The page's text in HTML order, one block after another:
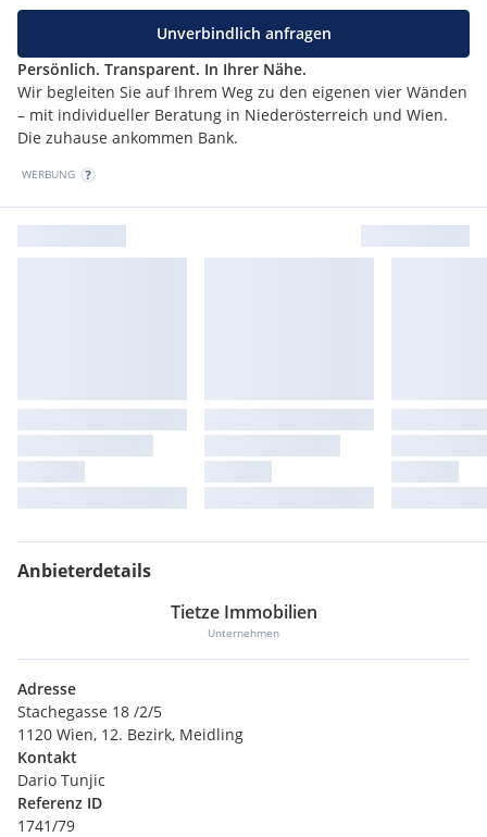
Persönlich. Transparent. In Ihrer Nähe.
Wir begleiten Sie auf Ihrem Weg zu den eigenen vier Wänden
– mit individueller Beratung in Niederösterreich und Wien.
Die zuhause ankommen Bank.
Unverbindlich anfragen
WERBUNG
Anbieterdetails
Tietze Immobilien
Unternehmen
Adresse
Stachegasse 18 /2/5
1120 Wien, 12. Bezirk, Meidling
Kontakt
Dario Tunjic
Referenz ID
1741/79